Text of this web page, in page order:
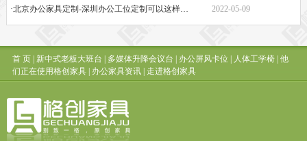
·北京办公家具定制-深圳办公工位定制可以这样操作
2022-05-09
首 页| 新中式老板大班台 | 多媒体升降会议台 | 办公屏风卡位 | 人体工学椅| 他
们正在使用格创家具| 办公家具资讯| 走进格创家具